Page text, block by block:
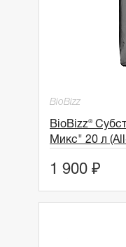
BioBizz
BioBizz®
Микс" 20 л
1 900 ₽